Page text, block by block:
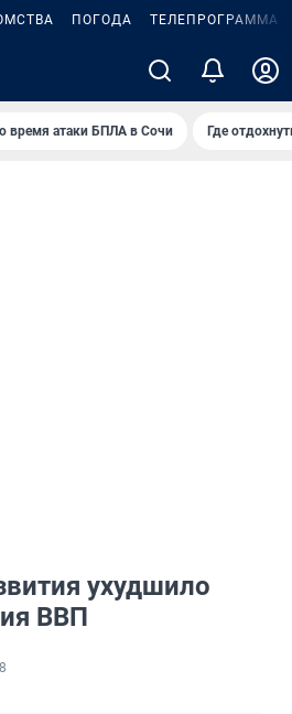
ПОГОДА ТЕЛЕПРОГРАММА
время атаки БПЛА в Сочи Где
ухудшило
ВВП